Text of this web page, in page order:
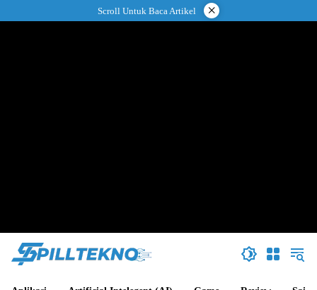
ke
Scroll Untuk Baca Artikel ×